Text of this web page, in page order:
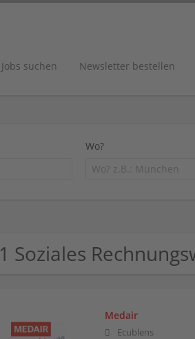
Jobs suchen Newsletter bestellen
Wo?
1 Soziales
Medair
Ecublens